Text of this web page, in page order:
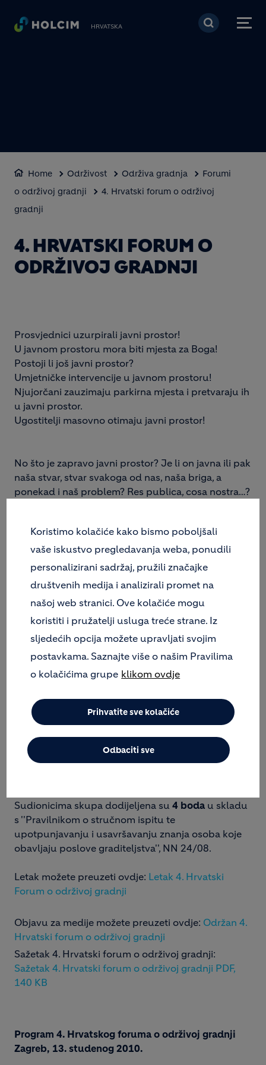
Skoči na glavni sadržaj
HRVATSKA
Home Održivost Održiva gradnja
Forumi
o održivoj gradnji
4. Hrvatski forum o održivoj
gradnji
4. HRVATSKI FORUM O
ODRŽIVOJ GRADNJI
Prosvjednici uzurpirali javni prostor!
U javnom prostoru mora biti mjesta za Boga!
Postoji li još javni prostor?
Umjetničke intervencije u javnom prostoru!
Njujorčani zauzimaju parkirna mjesta i pretvaraju ih
u javni prostor.
Ugostitelji masovno otimaju javni prostor!
No što je zapravo javni prostor? Je li on javna ili pak
naša stvar, stvar svakoga od nas, naša briga, a
ponekad i naš problem? Res publica, cosa nostra…?
područje ili mjesto koje je otvoreno i dostupno svim
građanima, bez obzira na spol, rasu, nacionalnu ili
socio-ekonomsku pripadnost i dob.
To je teorija, a je li tako zaista i u praksi? Kako
definiramo mjesto na kojem se proteže javni
prostor? Kako pak točku na kojoj prestaje njegovo
područje? Kako definiramo sadržaje koji su mu
Ovogodišnja tema logičan je slijed tri protekla
različitim, glavnom općim aspektima održive
gradnje, drugo izdanje tematski je bilo usmjereno
na planiranje u procesu gradnje, a prošlogodišnje,
treće po redu, bavilo se korištenjem obilježja
prostora gradnje. Ove godine, 13. studenog, cijela je
Sudionicima skupa dodijeljena su 4 boda u skladu
s ''Pravilnikom o stručnom ispitu te
upotpunjavanju i usavršavanju znanja osoba koje
obavljaju poslove graditeljstva'', NN 24/08.
Letak možete preuzeti ovdje: Letak 4. Hrvatski
Forum o održivoj gradnji
Objavu za medije možete preuzeti ovdje: Održan 4.
Hrvatski forum o održivoj gradnji
Sažetak 4. Hrvatski forum o održivoj gradnji:
Sažetak 4. Hrvatski forum o održivoj gradnji PDF,
140 KB
Program 4. Hrvatskog foruma o održivoj gradnji
Zagreb, 13. studenog 2010.
Koristimo kolačiće kako bismo poboljšali
vaše iskustvo pregledavanja weba, ponudili
personalizirani sadržaj, pružili značajke
društvenih medija i analizirali promet na
našoj web stranici. Ove kolačiće mogu
koristiti i pružatelji usluga treće strane. Iz
sljedećih opcija možete upravljati svojim
postavkama. Saznajte više o našim Pravilima
o kolačićima grupe klikom ovdje
Prihvatite sve kolačiće
Odbaciti sve